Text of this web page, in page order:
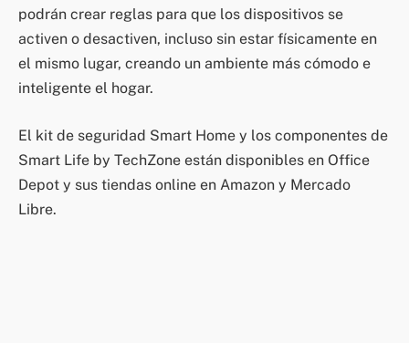
podrán crear reglas para que los dispositivos se
activen o desactiven, incluso sin estar físicamente en
el mismo lugar, creando un ambiente más cómodo e
inteligente el hogar.
El kit de seguridad Smart Home y los componentes de
Smart Life by TechZone están disponibles en Office
Depot y sus tiendas online en Amazon y Mercado
Libre.